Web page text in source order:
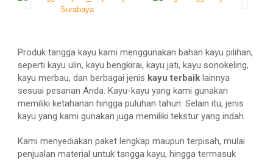
Produk tangga kayu kami menggunakan bahan kayu pilihan,
seperti kayu ulin, kayu bengkirai, kayu jati, kayu sonokeling,
kayu merbau, dan berbagai jenis kayu terbaiklainnya
sesuai pesanan Anda. Kayu-kayu yang kami gunakan
memiliki ketahanan hingga puluhan tahun. Selain itu, jenis
kayu yang kami gunakan juga memiliki tekstur yang indah.
Kami menyediakan paket lengkap maupun terpisah, mulai
penjualan material untuk tangga kayu, hingga termasuk